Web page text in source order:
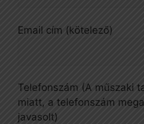
Email cím (kötelező)
Telefonszám (A műszaki
miatt, a telefonszám
javasolt)